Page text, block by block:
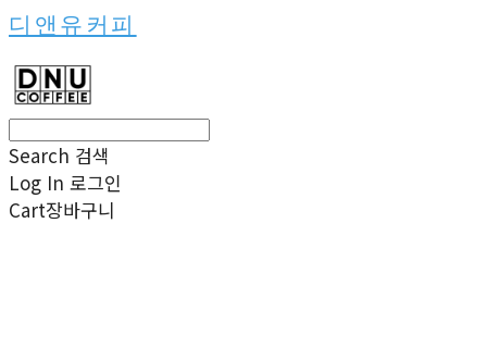
디앤유커피
Search 검색
Log In 로그인
Cart장바구니